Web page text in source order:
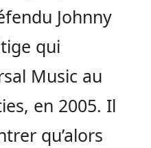
Johnny
qui
Music au
en 2005. Il
qu’alors